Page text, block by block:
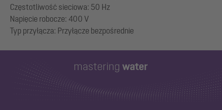
Częstotliwość sieciowa: 50 Hz
Napięcie robocze: 400 V